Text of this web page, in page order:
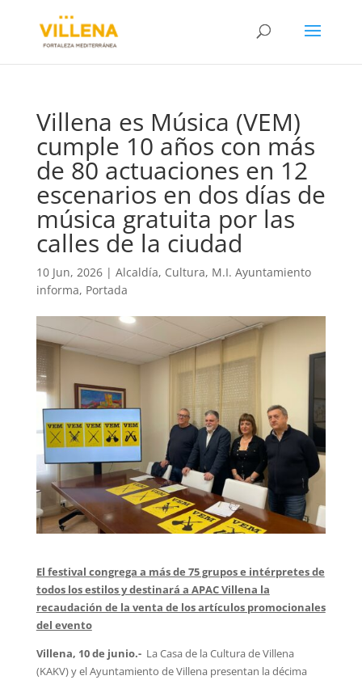
Villena es Música (VEM)
cumple 10 años con más
de 80 actuaciones en 12
escenarios en dos días de
música gratuita por las
calles de la ciudad
10 Jun, 2026| Alcaldía, Cultura, M.I. Ayuntamiento
informa, Portada
El festival congrega a más de 75 grupos e intérpretes de
todos los estilos y destinará a APAC Villena la
recaudación de la venta de los artículos promocionales
del evento
Villena, 10 de junio.- La Casa de la Cultura de Villena
(KAKV) y el Ayuntamiento de Villena presentan la décima